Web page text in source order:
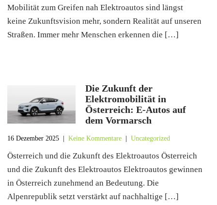
Mobilität zum Greifen nah Elektroautos sind längst
keine Zukunftsvision mehr, sondern Realität auf unseren
Straßen. Immer mehr Menschen erkennen die […]
Die Zukunft der
Elektromobilität in
Österreich: E-Autos auf
dem Vormarsch
16 Dezember 2025 Keine Kommentare Uncategorized
Österreich und die Zukunft des Elektroautos Österreich
und die Zukunft des Elektroautos Elektroautos gewinnen
in Österreich zunehmend an Bedeutung. Die
Alpenrepublik setzt verstärkt auf nachhaltige […]